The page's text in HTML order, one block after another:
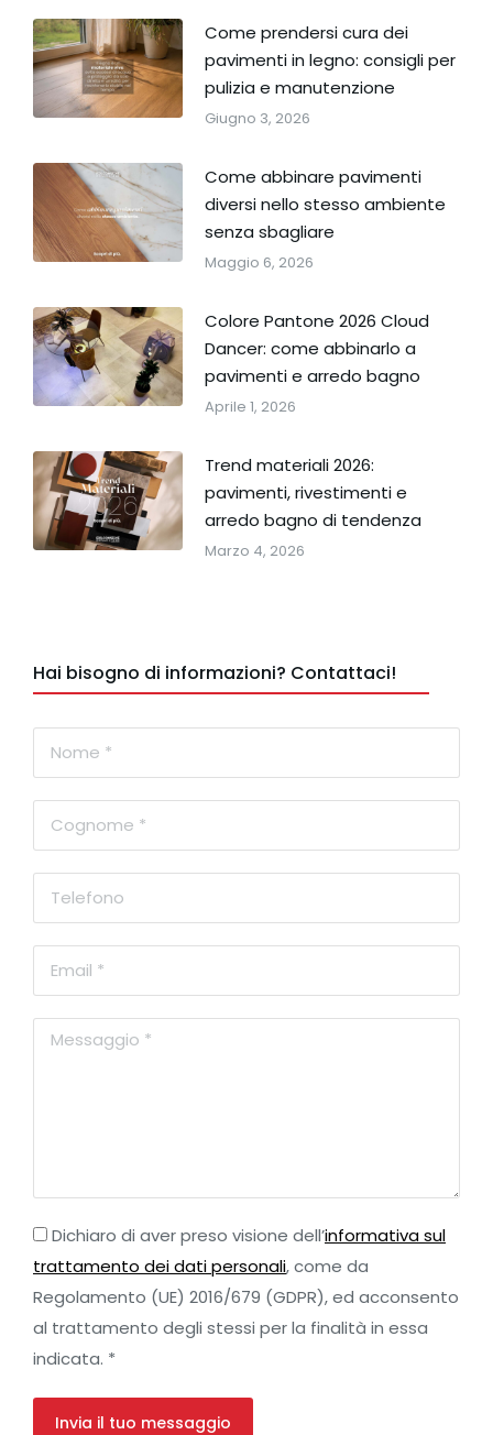
Come prendersi cura dei
pavimenti in legno: consigli per
pulizia e manutenzione
Giugno 3, 2026
Come abbinare pavimenti
diversi nello stesso ambiente
senza sbagliare
Maggio 6, 2026
Colore Pantone 2026 Cloud
Dancer: come abbinarlo a
pavimenti e arredo bagno
Aprile 1, 2026
Trend materiali 2026:
pavimenti, rivestimenti e
arredo bagno di tendenza
Marzo 4, 2026
Hai bisogno di informazioni? Contattaci!
Dichiaro di aver preso visione dell’informativa sul
trattamento dei dati personali, come da
Regolamento (UE) 2016/679 (GDPR), ed acconsento
al trattamento degli stessi per la finalità in essa
indicata. *
Invia il tuo messaggio